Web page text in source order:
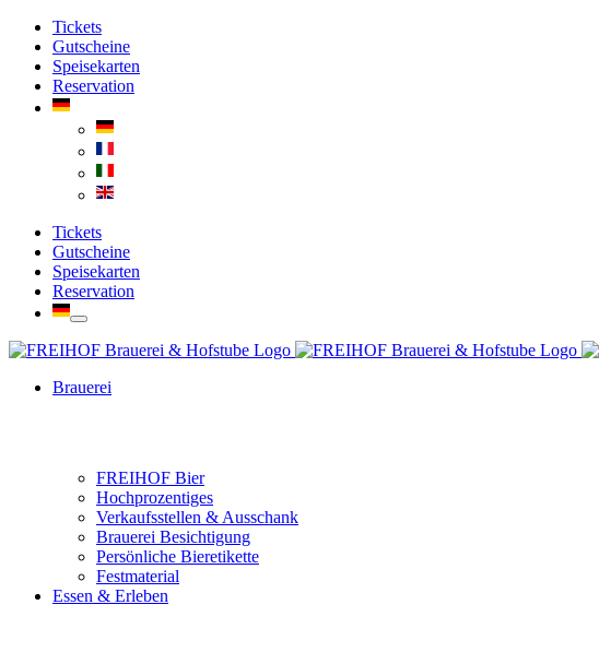
Zum
Inhalt
springen
Facebook
Instagram
YouTubeTickets
Gutscheine
Speisekarten
Reservation
Tickets
Gutscheine
Speisekarten
Reservation
Brauerei
FREIHOF Bier
Hochprozentiges
Verkaufsstellen & Ausschank
Brauerei Besichtigung
Persönliche Bieretikette
Festmaterial
Essen & Erleben